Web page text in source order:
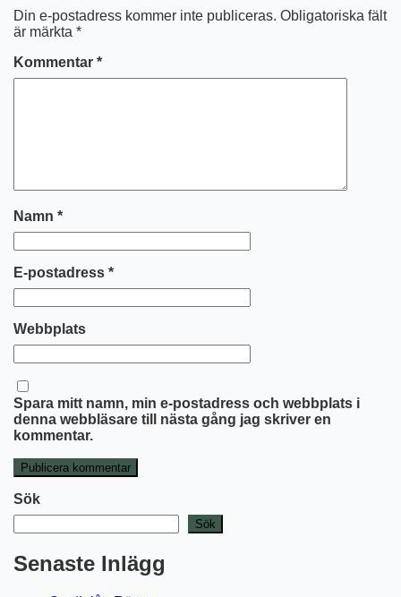
Din e-postadress kommer inte publiceras. Obligatoriska fält
är märkta *
Kommentar *
Namn *
E-postadress *
Webbplats
Spara mitt namn, min e-postadress och webbplats i
denna webbläsare till nästa gång jag skriver en
kommentar.
Sök
Sök
Senaste Inlägg